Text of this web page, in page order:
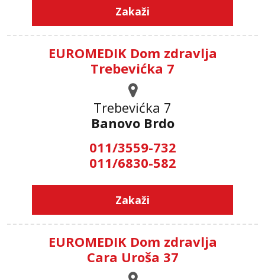
Zakaži
EUROMEDIK Dom zdravlja
Trebevićka 7
Trebevićka 7
Banovo Brdo
011/3559-732
011/6830-582
Zakaži
EUROMEDIK Dom zdravlja
Cara Uroša 37